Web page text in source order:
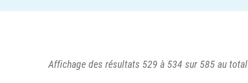
Affichage des résultats 529 à 534 sur 585 au total